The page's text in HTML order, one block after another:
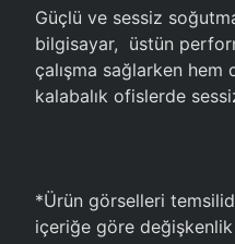
Güçlü ve sessiz
bilgisayar, üstün
çalışma sağlarken
kalabalık ofislerde
*Ürün görselleri
içeriğe göre